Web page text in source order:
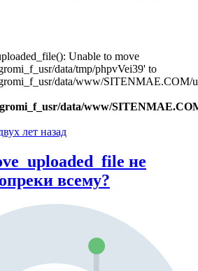
Unable to move
data/tmp/phpvVei39' to
data/www/SITENMAE.COM/
data/www/
лет назад
не
всему?